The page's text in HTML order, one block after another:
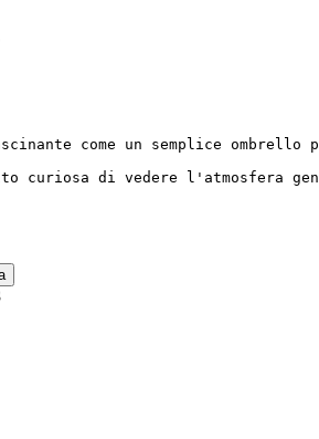
come un semplice
curiosa di vedere l'atmosfera